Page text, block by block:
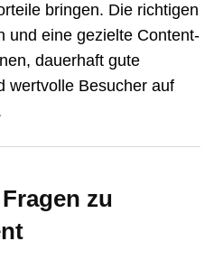
bringen. Die richtigen
und eine gezielte Content-
dauerhaft gute
wertvolle Besucher auf
zu